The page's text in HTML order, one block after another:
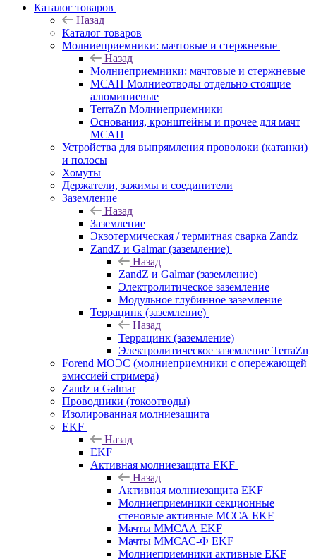
Каталог товаров
Назад
Каталог товаров
Молниеприемники: мачтовые и стержневые
Назад
Молниеприемники: мачтовые и стержневые
МСАП Молниеотводы отдельно стоящие
алюминиевые
TerraZn Молниеприемники
Основания, кронштейны и прочее для мачт
МСАП
Устройства для выпрямления проволоки (катанки)
и полосы
Хомуты
Держатели, зажимы и соединители
Заземление
Назад
Заземление
Экзотермическая / термитная сварка Zandz
ZandZ и Galmar (заземление)
Назад
ZandZ и Galmar (заземление)
Электролитическое заземление
Модульное глубинное заземление
Террацинк (заземление)
Назад
Террацинк (заземление)
Электролитическое заземление TerraZn
Forend МОЭС (молниеприемники с опережающей
эмиссией стримера)
Zandz и Galmar
Проводники (токоотводы)
Изолированная молниезащита
EKF
Назад
EKF
Активная молниезащита EKF
Назад
Активная молниезащита EKF
Молниеприемники секционные
стеновые активные МССА EKF
Мачты ММСАА EKF
Мачты ММСАС-Ф EKF
Молниеприемники активные EKF